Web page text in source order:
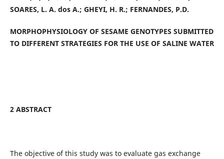
SOARES, L. A. dos A.; GHEYI, H. R.; FERNANDES, P.D.
MORPHOPHYSIOLOGY OF SESAME GENOTYPES SUBMITTED
TO DIFFERENT STRATEGIES FOR THE USE OF SALINE WATER
2 ABSTRACT
The objective of this study was to evaluate gas exchange